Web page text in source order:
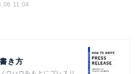
11:04
き方